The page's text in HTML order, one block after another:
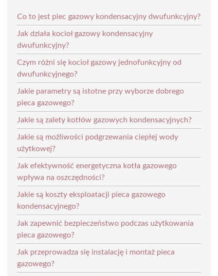
Co to jest piec gazowy kondensacyjny dwufunkcyjny?
Jak działa kocioł gazowy kondensacyjny
dwufunkcyjny?
Czym różni się kocioł gazowy jednofunkcyjny od
dwufunkcyjnego?
Jakie parametry są istotne przy wyborze dobrego
pieca gazowego?
Jakie są zalety kotłów gazowych kondensacyjnych?
Jakie są możliwości podgrzewania ciepłej wody
użytkowej?
Jak efektywność energetyczna kotła gazowego
wpływa na oszczędności?
Jakie są koszty eksploatacji pieca gazowego
kondensacyjnego?
Jak zapewnić bezpieczeństwo podczas użytkowania
pieca gazowego?
Jak przeprowadza się instalację i montaż pieca
gazowego?